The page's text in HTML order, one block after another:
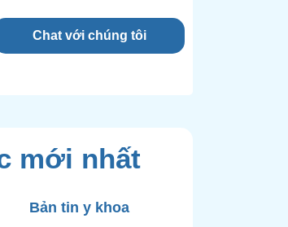
Chat với chúng tôi
mới nhất
Bản tin y khoa